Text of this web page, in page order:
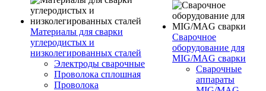
Материалы для сварки
углеродистых и
низколегированных сталей
Электроды сварочные
Проволока сплошная
Проволока
Сварочное
оборудование для
MIG/MAG сварки
Сварочные
аппараты